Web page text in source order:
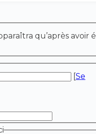
qu’après avoir
[Se